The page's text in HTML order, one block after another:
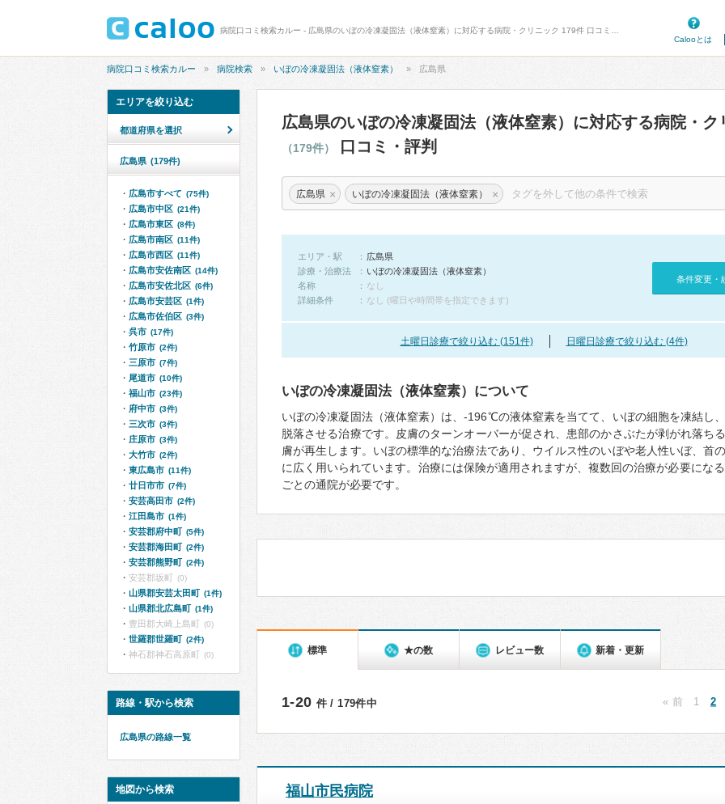
Calooとは
病院口コミ検索カルー 病院検索 いぼの冷凍凝固法（液体窒素） 広島県
広島県のいぼの冷凍凝固法（液体窒素）に対応する病院・ク
（179件） 口コミ・評判
広島県 × いぼの冷凍凝固法（液体窒素） ×
エリア・駅
広島県
診療・治療法
いぼの冷凍凝固法（液体窒素）
名称
なし
詳細条件
なし (曜日や時間帯を指定できます)
条件変更・
土曜日診療で絞り込む (151件) 日曜日診療で絞り込む (4件)
いぼの冷凍凝固法（液体窒素）について
いぼの冷凍凝固法（液体窒素）は、-196℃の液体窒素を当てて、いぼの細胞を凍結し
脱落させる治療です。皮膚のターンオーバーが促され、患部のかさぶたが剥がれ落ち
膚が再生します。いぼの標準的な治療法であり、ウイルス性のいぼや老人性いぼ、首
に広く用いられています。治療には保険が適用されますが、複数回の治療が必要にな
ごとの通院が必要です。
標準 ★の数 レビュー数 新着・更新
1-20 件 / 179件中 « 前 1 2
福山市民病院
エリアを絞り込む
都道府県を選択
広島県 (179件)
広島市すべて (75件)
広島市中区 (21件)
広島市東区 (8件)
広島市南区 (11件)
広島市西区 (11件)
広島市安佐南区 (14件)
広島市安佐北区 (6件)
広島市安芸区 (1件)
広島市佐伯区 (3件)
呉市 (17件)
竹原市 (2件)
三原市 (7件)
尾道市 (10件)
福山市 (23件)
府中市 (3件)
三次市 (3件)
庄原市 (3件)
大竹市 (2件)
東広島市 (11件)
廿日市市 (7件)
安芸高田市 (2件)
江田島市 (1件)
安芸郡府中町 (5件)
安芸郡海田町 (2件)
安芸郡熊野町 (2件)
安芸郡坂町 (0)
山県郡安芸太田町 (1件)
山県郡北広島町 (1件)
豊田郡大崎上島町 (0)
世羅郡世羅町 (2件)
神石郡神石高原町 (0)
路線・駅から検索
広島県の路線一覧
地図から検索